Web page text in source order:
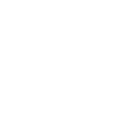
zero).
la sezione